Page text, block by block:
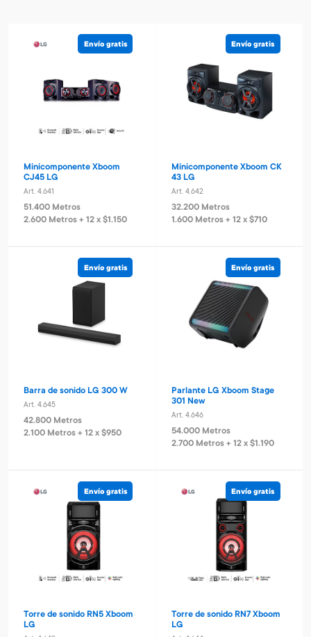
Envío gratis
Minicomponente Xboom
CJ45 LG
Art. 4.641
51.400 Metros
2.600 Metros + 12 x $1.150
Envío gratis
Minicomponente Xboom CK
43 LG
Art. 4.642
32.200 Metros
1.600 Metros + 12 x $710
Envío gratis
Barra de sonido LG 300 W
Art. 4.645
42.800 Metros
2.100 Metros + 12 x $950
Envío gratis
Parlante LG Xboom Stage
301 New
Art. 4.646
54.000 Metros
2.700 Metros + 12 x $1.190
Envío gratis
Torre de sonido RN5 Xboom
LG
Envío gratis
Torre de sonido RN7 Xboom
LG